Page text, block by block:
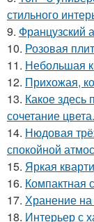
стильного
9. Французский
10. Розовая
11. Небольшая
12. Прихожая,
13. Какое здесь
сочетание цвета.
14. Нюдовая
спокойной
15. Яркая
16. Компактная
17. Хранение на
18. Интерьер с